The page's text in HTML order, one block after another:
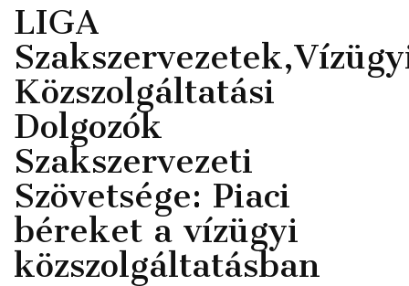
LIGA
Közszolgáltatási
Dolgozók
Szakszervezeti
Szövetsége: Piaci
béreket a vízügyi
közszolgáltatásban